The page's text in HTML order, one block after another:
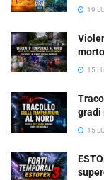
19
15
gradi
15